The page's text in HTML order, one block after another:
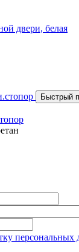
двери, белая
Быстрый
персональных